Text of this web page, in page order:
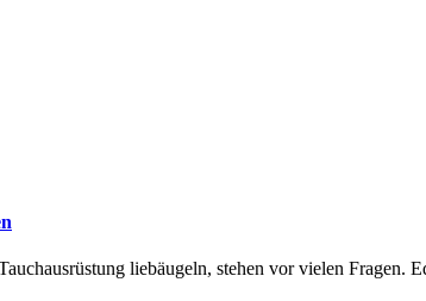
liebäugeln, stehen vor vielen Fragen.